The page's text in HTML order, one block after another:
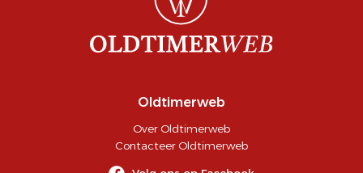
Oldtimerweb
Over Oldtimerweb
Contacteer Oldtimerweb